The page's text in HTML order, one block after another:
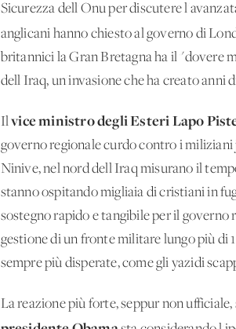
Sicurezza dell'Onu per discutere
anglicani hanno chiesto al governo di
britannici la Gran Bretagna ha il "dovere
dell'Iraq, un'invasione che ha creato
Ilvice ministro degli Esteri Lapo
governo regionale curdo contro i
Ninive, nel nord dell'Iraq misurano il
stanno ospitando migliaia di cristiani in
sostegno rapido e tangibile per il governo
gestione di un fronte militare lungo più
sempre più disperate, come gli yazidi
La reazione più forte, seppur non